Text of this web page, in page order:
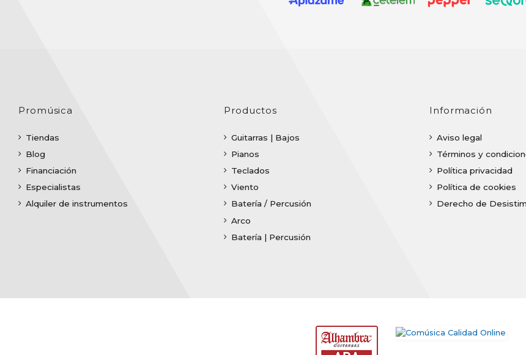
Promúsica
Tiendas
Blog
Financiación
Especialistas
Alquiler de instrumentos
Productos
Guitarras | Bajos
Pianos
Teclados
Viento
Batería / Percusión
Arco
Batería | Percusión
Información
Aviso legal
Términos y
Política privacidad
Política de cookies
Derecho de